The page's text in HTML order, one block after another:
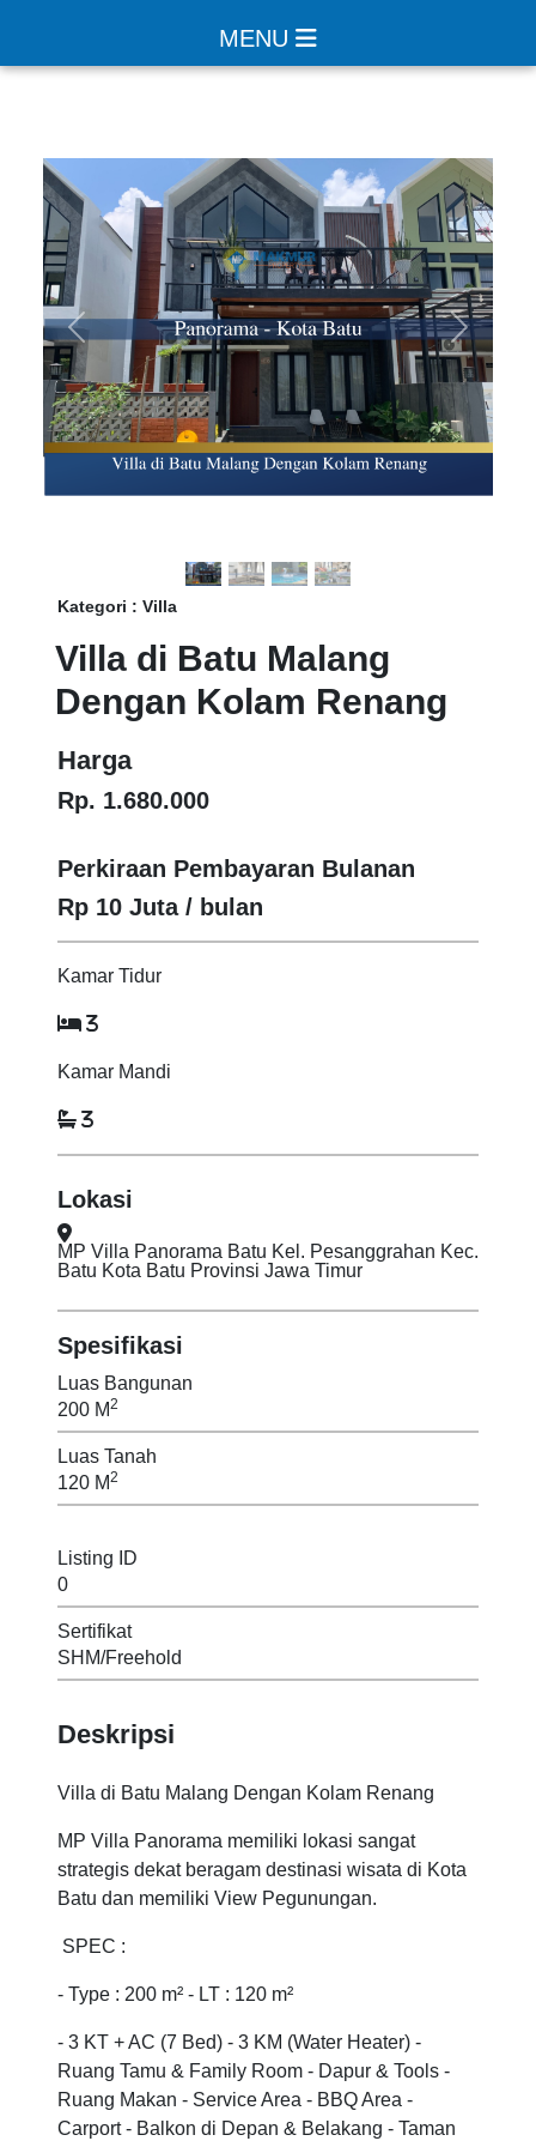
MENU
Sebelumnya
Kategori : Villa
Villa di Batu Malang
Dengan Kolam Renang
Harga
Rp. 1.680.000
Perkiraan Pembayaran Bulanan
Rp 10 Juta / bulan
Kamar Tidur
3
Kamar Mandi
3
Lokasi
MP Villa Panorama Batu Kel. Pesanggrahan Kec.
Batu Kota Batu Provinsi Jawa Timur
Spesifikasi
Luas Bangunan
200 M2
Luas Tanah
120 M2
Listing ID
0
Sertifikat
SHM/Freehold
Deskripsi
Villa di Batu Malang Dengan Kolam Renang
MP Villa Panorama memiliki lokasi sangat
strategis dekat beragam destinasi wisata di Kota
Batu dan memiliki View Pegunungan.
SPEC :
- Type : 200 m² - LT : 120 m²
- 3 KT + AC (7 Bed) - 3 KM (Water Heater) -
Ruang Tamu & Family Room - Dapur & Tools -
Ruang Makan - Service Area - BBQ Area -
Carport - Balkon di Depan & Belakang - Taman